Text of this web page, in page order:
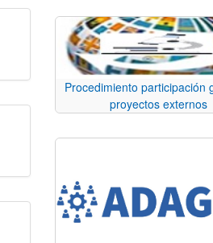
Procedimiento participación
proyectos externos